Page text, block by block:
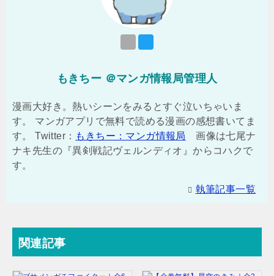
もきちー ＠マンガ情報局管理人
漫画大好き。熱いシーンをみるとすぐ泣いちゃいま
す。 マンガアプリで無料で読める漫画の感想書いてま
す。 Twitter： もきちー：マンガ情報局
画像は七尾ナ
ナキ先生の『異剣戦記ヴェルンディオ』からコハクで
す。
執筆記事一覧
関連記事